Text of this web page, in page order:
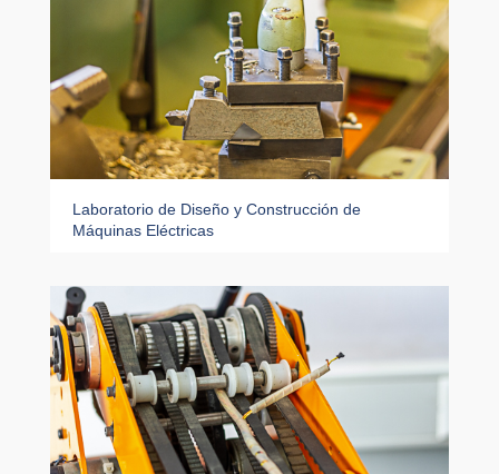
Laboratorio de Diseño y Construcción de
Máquinas Eléctricas